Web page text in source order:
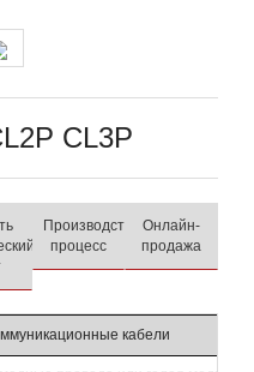
CL3P
Производственный
процесс
Онлайн-
продажа
кабели